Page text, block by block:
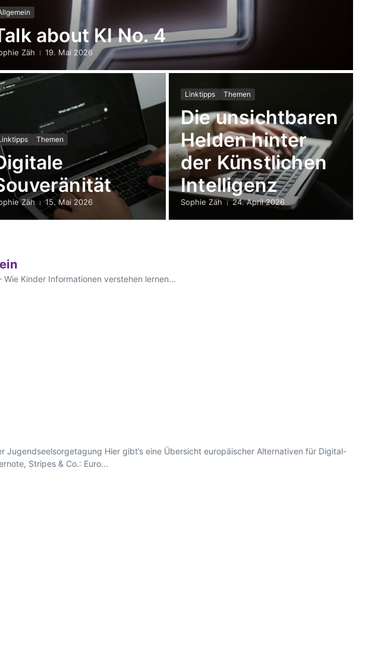
about KI No. 4
Zäh 19. Mai 2026
Themen
Zäh 15. Mai 2026
Linktipps Themen
Die unsichtbaren
Helden hinter
der Künstlichen
Intelligenz
Sophie Zäh 24. April 2026
Kinder Informationen verstehen lernen...
Jugendseelsorgetagung Hier gibt’s eine Übersicht europäischer Alternativen für Digital-
Stripes & Co.: Euro...